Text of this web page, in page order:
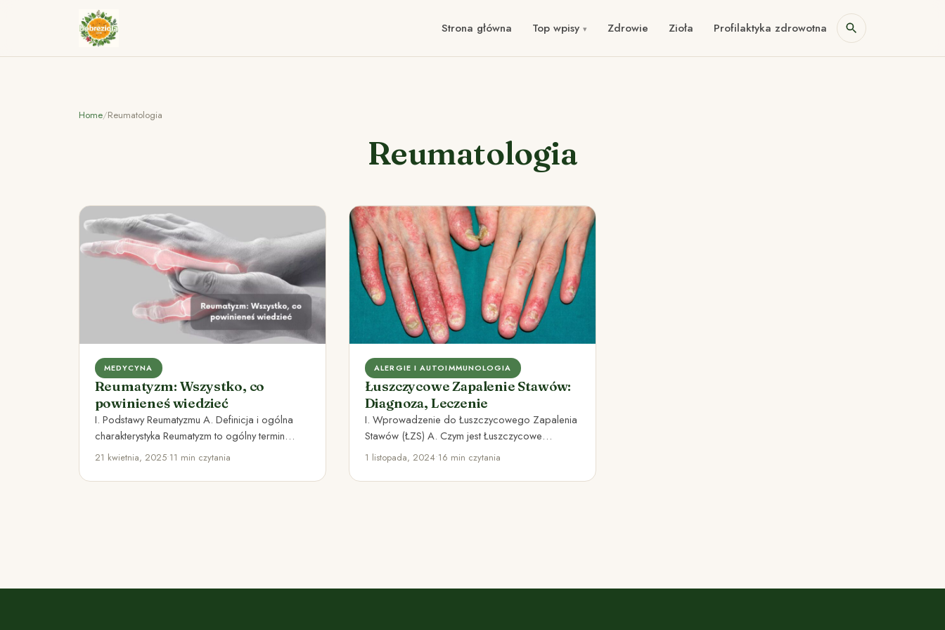
Strona główna Top wpisy Zdrowie Zioła Profilaktyka zdrowotna
Home/Reumatologia
Reumatologia
MEDYCYNA
Reumatyzm: Wszystko, co
powinieneś wiedzieć
I. Podstawy Reumatyzmu A. Definicja i ogólna
charakterystyka Reumatyzm to ogólny termin
używany do opisywania różnorodnych schorzeń
21 kwietnia, 2025•11 min czytania
ALERGIE I AUTOIMMUNOLOGIA
Łuszczycowe Zapalenie Stawów:
Diagnoza, Leczenie
I. Wprowadzenie do Łuszczycowego Zapalenia
Stawów (ŁZS) A. Czym jest Łuszczycowe
Zapalenie Stawów? Łuszczycowe zapalenie
1 listopada, 2024•16 min czytania